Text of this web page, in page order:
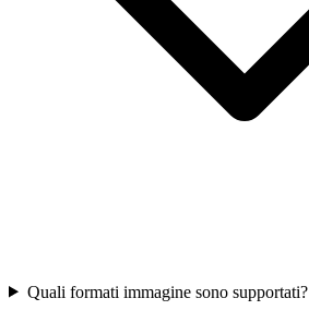
Quali formati immagine sono supportati?